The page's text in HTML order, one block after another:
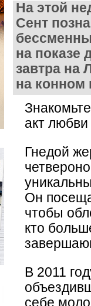
На этой
Сент
на показе
завтра на
на
акт любви
Гнедой
Он
чтобы
кто
В 2011
себе